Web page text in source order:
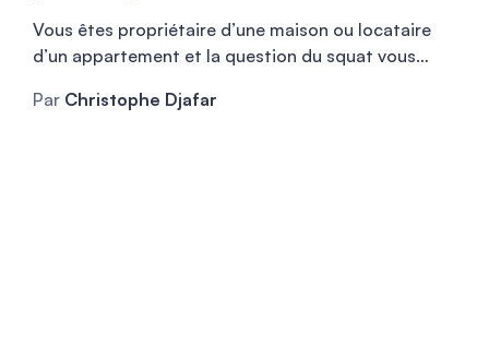
Vous êtes propriétaire d’une maison ou locataire
d’un appartement et la question du squat vous
garanties d’assurance habitation et les réflexes à
Par Christophe Djafar